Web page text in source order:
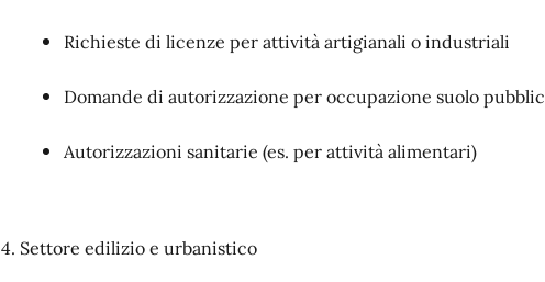
Richieste di licenze per attività artigianali o industriali
Domande di autorizzazione per occupazione suolo
Autorizzazioni sanitarie (es. per attività alimentari)
4. Settore edilizio e urbanistico